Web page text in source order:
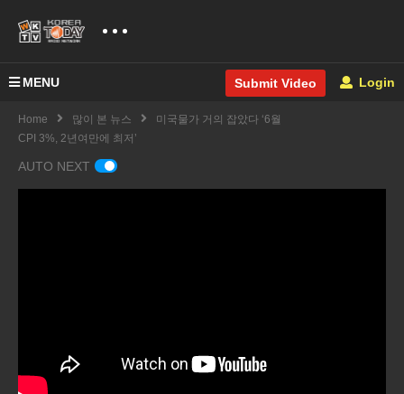
MENU Submit Video Login
Home 많이 본 뉴스
미국물가 거의 잡았다 ‘6월
CPI 3%, 2년여만에 최저’
AUTO NEXT